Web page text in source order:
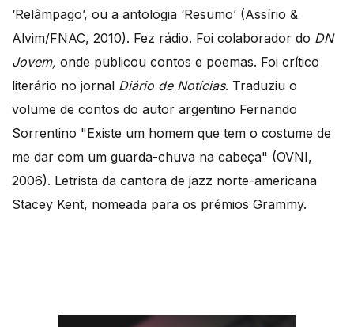
‘Relâmpago’, ou a antologia ‘Resumo’ (Assírio &
Alvim/FNAC, 2010). Fez rádio. Foi colaborador do DN
Jovem, onde publicou contos e poemas. Foi crítico
literário no jornal Diário de Notícias. Traduziu o
volume de contos do autor argentino Fernando
Sorrentino "Existe um homem que tem o costume de
me dar com um guarda-chuva na cabeça" (OVNI,
2006). Letrista da cantora de jazz norte-americana
Stacey Kent, nomeada para os prémios Grammy.